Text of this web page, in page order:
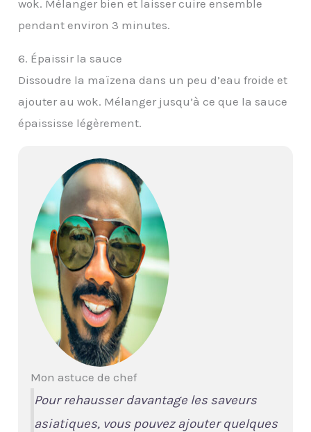
wok. Mélanger bien et laisser cuire ensemble
pendant environ 3 minutes.
6. Épaissir la sauce
Dissoudre la maïzena dans un peu d’eau froide et
ajouter au wok. Mélanger jusqu’à ce que la sauce
épaississe légèrement.
Mon astuce de chef
Pour rehausser davantage les saveurs
asiatiques, vous pouvez ajouter quelques